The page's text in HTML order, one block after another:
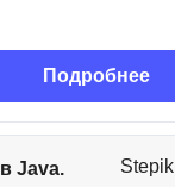
Подробнее
Java.
Stepik